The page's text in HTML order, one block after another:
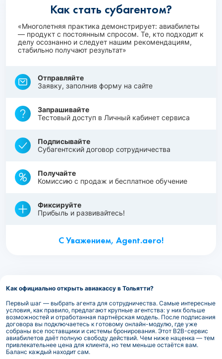
Как стать субагентом?
«Многолетняя практика демонстрирует: авиабилеты
— продукт с постоянным спросом. Те, кто подходит к
делу осознанно и следует нашим рекомендациям,
стабильно получают результат»
Отправляйте
Заявку, заполнив форму на сайте
Запрашивайте
Тестовый доступ в Личный кабинет сервиса
Подписывайте
Субагентский договор сотрудничества
Получайте
Комиссию с продаж и бесплатное обучение
Фиксируйте
Прибыль и развивайтесь!
С Уважением, Agent.aero!
Как официально открыть авиакассу в Тольятти?
Первый шаг — выбрать агента для сотрудничества. Самые интересные
условия, как правило, предлагают крупные агентства: у них больше
возможностей и отработанная партнёрская модель. После подписания
договора вы подключаетесь к готовому онлайн-модулю, где уже
собраны все поставщики и системы бронирования. Этот B2B-сервис
авиабилетов даёт полную свободу действий. Чем ниже наценка — тем
привлекательнее цена для клиента, но тем меньше остаётся вам.
Баланс каждый находит сам.